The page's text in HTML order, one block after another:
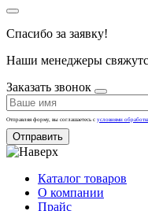
Спасибо за заявку!
Наши менеджеры
Заказать звонок
Отправляя форму, вы соглашаетесь с условиями
Отправить
Каталог товаров
О компании
Прайс